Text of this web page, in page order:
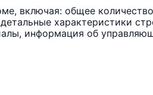
включая: общее
характеристики
информация об